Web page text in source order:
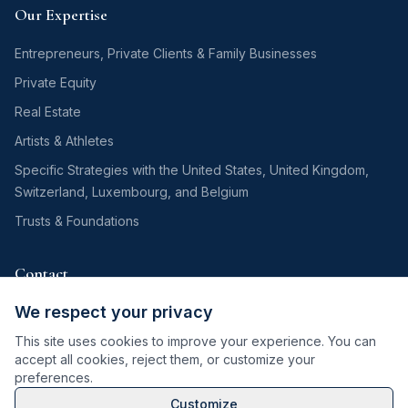
Our Expertise
Entrepreneurs, Private Clients & Family Businesses
Private Equity
Real Estate
Artists & Athletes
Specific Strategies with the United States, United Kingdom,
Switzerland, Luxembourg, and Belgium
Trusts & Foundations
Contact
215 rue du Faubourg Saint Honoré
contact@prax-avocats.com
We respect your privacy
This site uses cookies to improve your experience. You can
accept all cookies, reject them, or customize your
preferences.
Customize